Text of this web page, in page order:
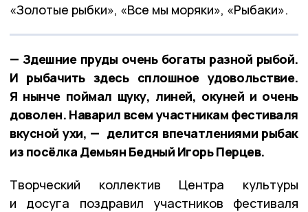
«Золотые рыбки», «Все мы моряки», «Рыбаки».
— Здешние пруды очень богаты разной рыбой.
И рыбачить здесь сплошное удовольствие.
Я нынче поймал щуку, линей, окуней и очень
доволен. Наварил всем участникам фестиваля
вкусной ухи, — делится впечатлениями рыбак
из посёлка Демьян Бедный Игорь Перцев.
Творческий коллектив Центра культуры
и досуга поздравил участников фестиваля